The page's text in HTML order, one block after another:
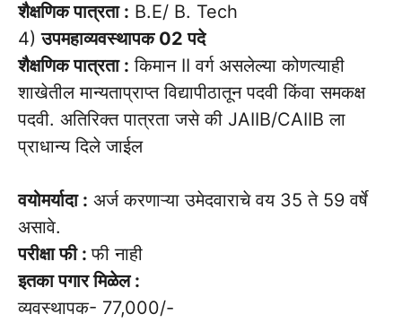
शैक्षणिक पात्रता : B.E/ B. Tech
4)उपमहाव्यवस्थापक 02 पदे
शैक्षणिक पात्रता : किमान II वर्ग असलेल्या कोणत्याही
शाखेतील मान्यताप्राप्त विद्यापीठातून पदवी किंवा समकक्ष
पदवी. अतिरिक्त पात्रता जसे की JAIIB/CAIIB ला
प्राधान्य दिले जाईल
वयोमर्यादा : अर्ज करणाऱ्या उमेदवाराचे वय 35 ते 59 वर्षे
असावे.
परीक्षा फी :फी नाही
इतका पगार मिळेल :
व्यवस्थापक- 77,000/-